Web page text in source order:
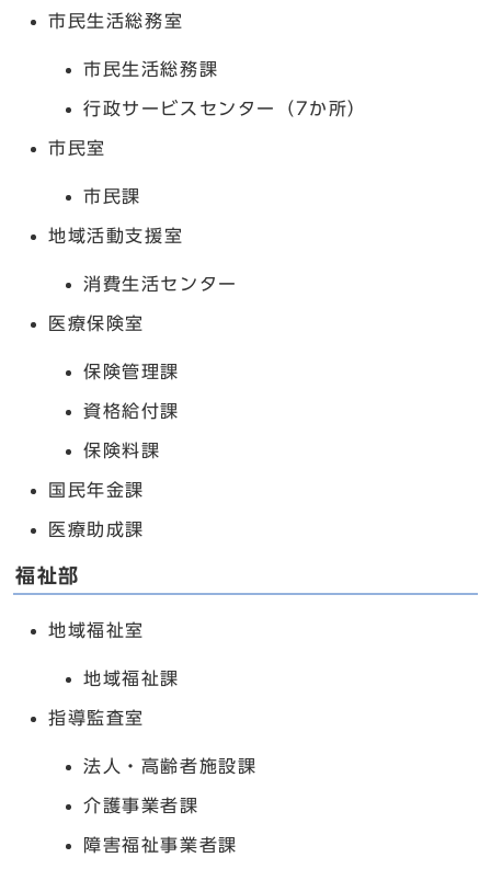
市民生活総務室
市民生活総務課
行政サービスセンター（7か所）
市民室
市民課
地域活動支援室
消費生活センター
医療保険室
保険管理課
資格給付課
保険料課
国民年金課
医療助成課
福祉部
地域福祉室
地域福祉課
指導監査室
法人・高齢者施設課
介護事業者課
障害福祉事業者課